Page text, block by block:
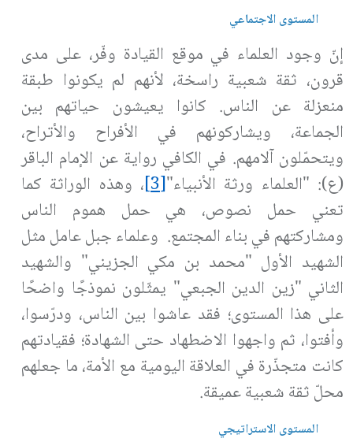
المستوى الاجتماعي
إنّ وجود العلماء في موقع القيادة وفّر، على مدى
قرون، ثقة شعبية راسخة، لأنهم لم يكونوا طبقة
منعزلة عن الناس. كانوا يعيشون حياتهم بين
الجماعة، ويشاركونهم في الأفراح والأتراح،
ويتحمّلون آلامهم. في الكافي رواية عن الإمام الباقر
(ع): "العلماء ورثة الأنبياء"[3] ، وهذه الوراثة كما
تعني حمل نصوص، هي حمل هموم الناس
ومشاركتهم في بناء المجتمع. وعلماء جبل عامل مثل
الشهيد الأول "محمد بن مكي الجزيني" والشهيد
الثاني "زين الدين الجبعي" يمثّلون نموذجًا واضحًا
على هذا المستوى؛ فقد عاشوا بين الناس، ودرّسوا،
وأفتوا، ثم واجهوا الاضطهاد حتى الشهادة؛ فقيادتهم
كانت متجذّرة في العلاقة اليومية مع الأمة، ما جعلهم
محلّ ثقة شعبية عميقة.
المستوى الاستراتيجي